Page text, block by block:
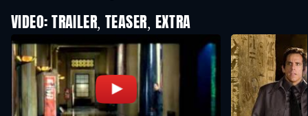
VIDEO: TRAILER, TEASER, EXTRA